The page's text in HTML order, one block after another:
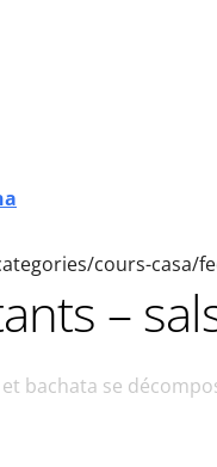
cours-casa/
–
bachata se